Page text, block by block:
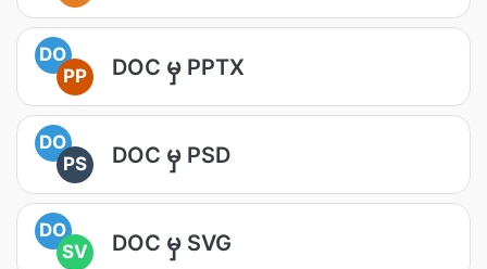
DO
PP
DOC မှ PPTX
DO
PS
DOC မှ PSD
DO
SV
DOC မှ SVG